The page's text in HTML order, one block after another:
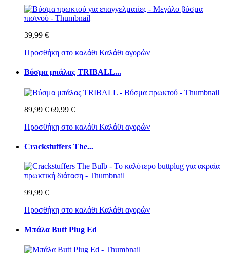
39,99 €
Προσθήκη στο καλάθι Καλάθι αγορών
Βύσμα μπάλας TRIBALL...
89,99 € 69,99 €
Προσθήκη στο καλάθι Καλάθι αγορών
Crackstuffers The...
99,99 €
Προσθήκη στο καλάθι Καλάθι αγορών
Μπάλα Butt Plug Ed